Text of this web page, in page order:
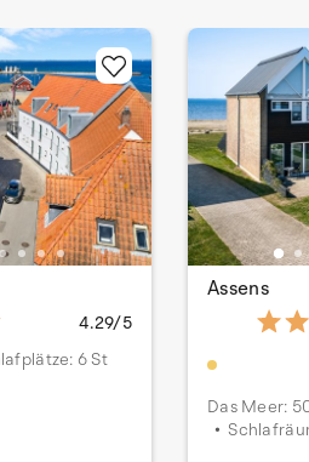
4.29/5
6 St
Assens
Das Meer: